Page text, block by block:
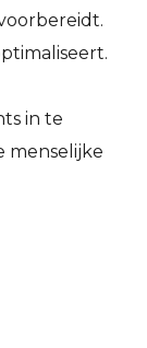
in te
menselijke